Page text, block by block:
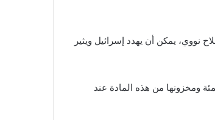
الحصول على سلاح نووي، يمكن أن يهدد إسرائيل ويثير
ومخزونها من هذه المادة عند